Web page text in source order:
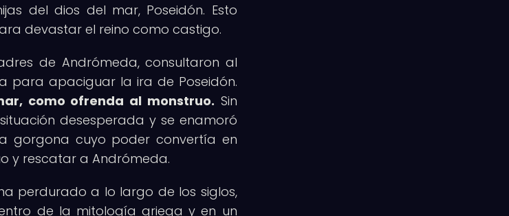
del dios del mar, Poseidón. Esto
devastar el reino como castigo.
de Andrómeda, consultaron al
para apaciguar la ira de Poseidón.
como ofrenda al monstruo. Sin
desesperada y se enamoró
gorgona cuyo poder convertía en
y rescatar a Andrómeda.
perdurado a lo largo de los siglos,
de la mitología griega y en un